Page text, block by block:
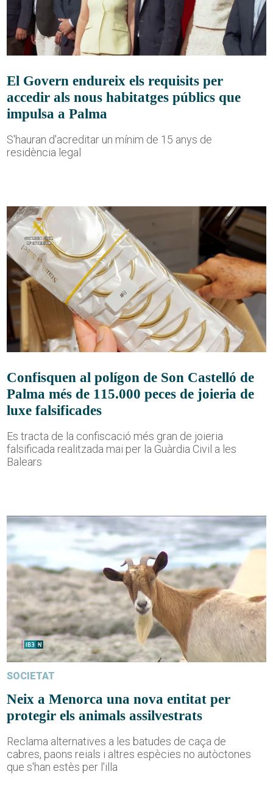
El Govern endureix els requisits per
accedir als nous habitatges públics que
impulsa a Palma
S'hauran d'acreditar un mínim de 15 anys de
residència legal
Confisquen al polígon de Son Castelló de
Palma més de 115.000 peces de joieria de
luxe falsificades
Es tracta de la confiscació més gran de joieria
falsificada realitzada mai per la Guàrdia Civil a les
Balears
SOCIETAT
Neix a Menorca una nova entitat per
protegir els animals assilvestrats
Reclama alternatives a les batudes de caça de
cabres, paons reials i altres espècies no autòctones
que s'han estès per l'illa